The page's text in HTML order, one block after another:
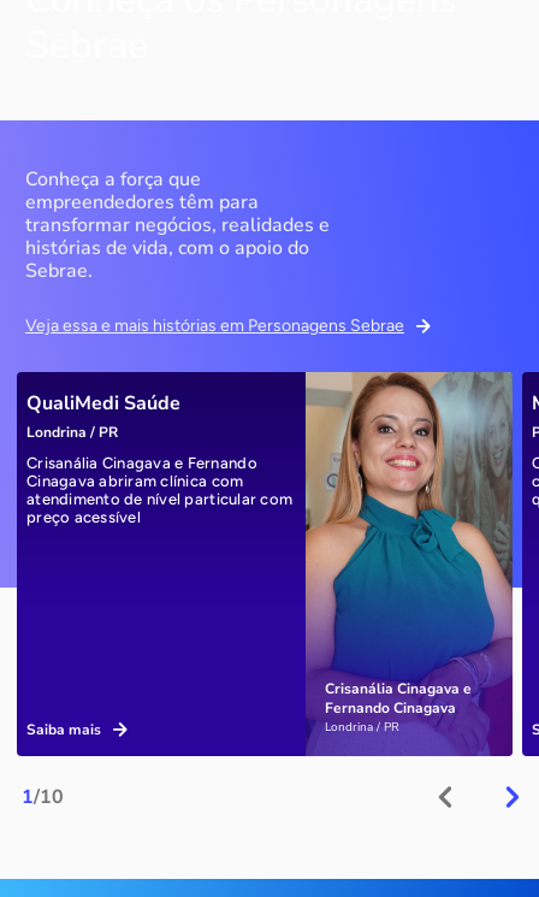
Conheça a força que
empreendedores têm para
transformar negócios, realidades e
histórias de vida, com o apoio do
Sebrae.
Veja essa e mais histórias em Personagens Sebrae
1/10
Crisanália Cinagava e
Fernando Cinagava
Londrina / PR
QualiMedi Saúde
Londrina / PR
Crisanália Cinagava e Fernando
Cinagava abriram clínica com
atendimento de nível particular com
preço acessível
Saiba mais